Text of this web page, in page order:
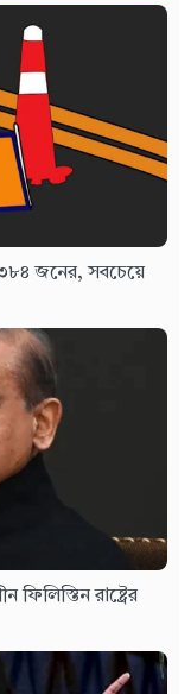
জনের, সবচেয়ে
ফিলিস্তিন রাষ্ট্রের